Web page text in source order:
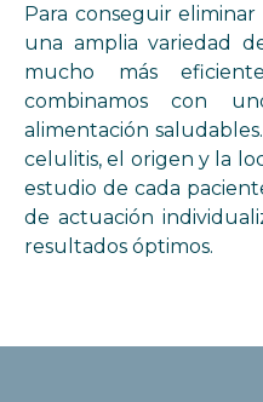
Para conseguir
una amplia variedad
mucho más
combinamos con
alimentación
celulitis, el origen y la
estudio de cada
de actuación
resultados óptimos.